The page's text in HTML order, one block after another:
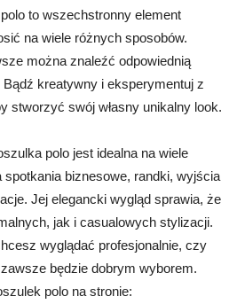
to wszechstronny element
na wiele różnych sposobów.
można znaleźć odpowiednią
kreatywny i eksperymentuj z
stworzyć swój własny unikalny look.
polo jest idealna na wiele
biznesowe, randki, wyjścia
Jej elegancki wygląd sprawia, że
jak i casualowych stylizacji.
wyglądać profesjonalnie, czy
będzie dobrym wyborem.
polo na stronie: